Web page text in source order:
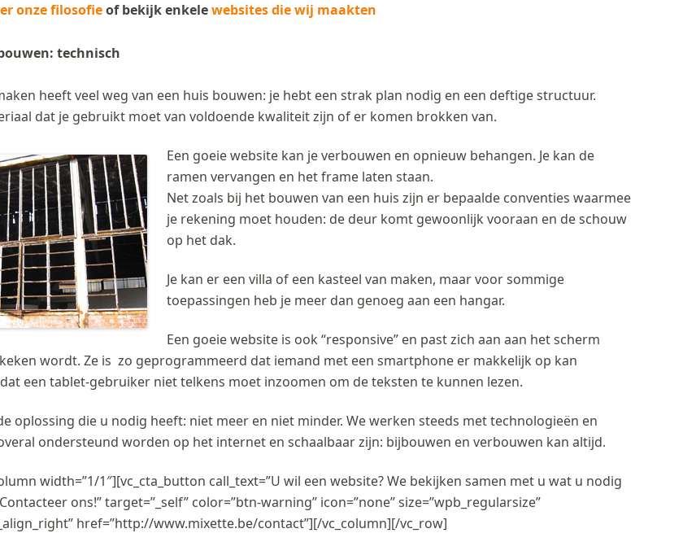
onze filosofieof bekijk enkelewebsites die wij maakten
technisch
heeft veel weg van een huis bouwen: je hebt een strak plan nodig en een deftige structuur.
dat je gebruikt moet van voldoende kwaliteit zijn of er komen brokken van.
Een goeie website kan je verbouwen en opnieuw behangen. Je kan de
ramen vervangen en het frame laten staan.
Net zoals bij het bouwen van een huis zijn er bepaalde conventies waarmee
je rekening moet houden: de deur komt gewoonlijk vooraan en de schouw
op het dak.
Je kan er een villa of een kasteel van maken, maar voor sommige
toepassingen heb je meer dan genoeg aan een hangar.
Een goeie website is ook “responsive” en past zich aan aan het scherm
wordt. Ze is zo geprogrammeerd dat iemand met een smartphone er makkelijk op kan
een tablet-gebruiker niet telkens moet inzoomen om de teksten te kunnen lezen.
oplossing die u nodig heeft: niet meer en niet minder. We werken steeds met technologieën en
ondersteund worden op het internet en schaalbaar zijn: bijbouwen en verbouwen kan altijd.
width=”1/1″][vc_cta_button call_text=”U wil een website? We bekijken samen met u wat u nodig
ons!” target=”_self” color=”btn-warning” icon=”none” size=”wpb_regularsize”
href=”http://www.mixette.be/contact”][/vc_column][/vc_row]